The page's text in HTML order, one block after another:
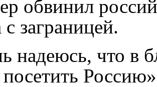
обвинил
с заграницей.
надеюсь, что
посетить